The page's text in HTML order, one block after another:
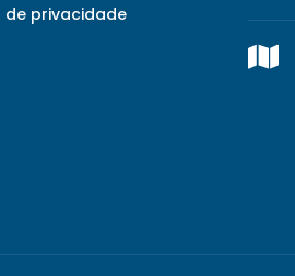
de privacidade